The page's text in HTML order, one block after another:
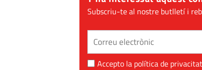
Subscriu-te al nostre butlletí i
Accepto la política de privacitat